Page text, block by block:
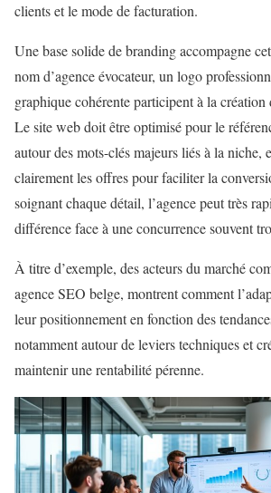
clients et le mode de facturation.
Une base solide de branding accompagne
nom d’agence évocateur, un logo
graphique cohérente participent à la création
Le site web doit être optimisé pour le
autour des mots-clés majeurs liés à la niche,
clairement les offres pour faciliter la
soignant chaque détail, l’agence peut très
différence face à une concurrence souvent
À titre d’exemple, des acteurs du marché
agence SEO belge, montrent comment
leur positionnement en fonction des
notamment autour de leviers techniques et
maintenir une rentabilité pérenne.